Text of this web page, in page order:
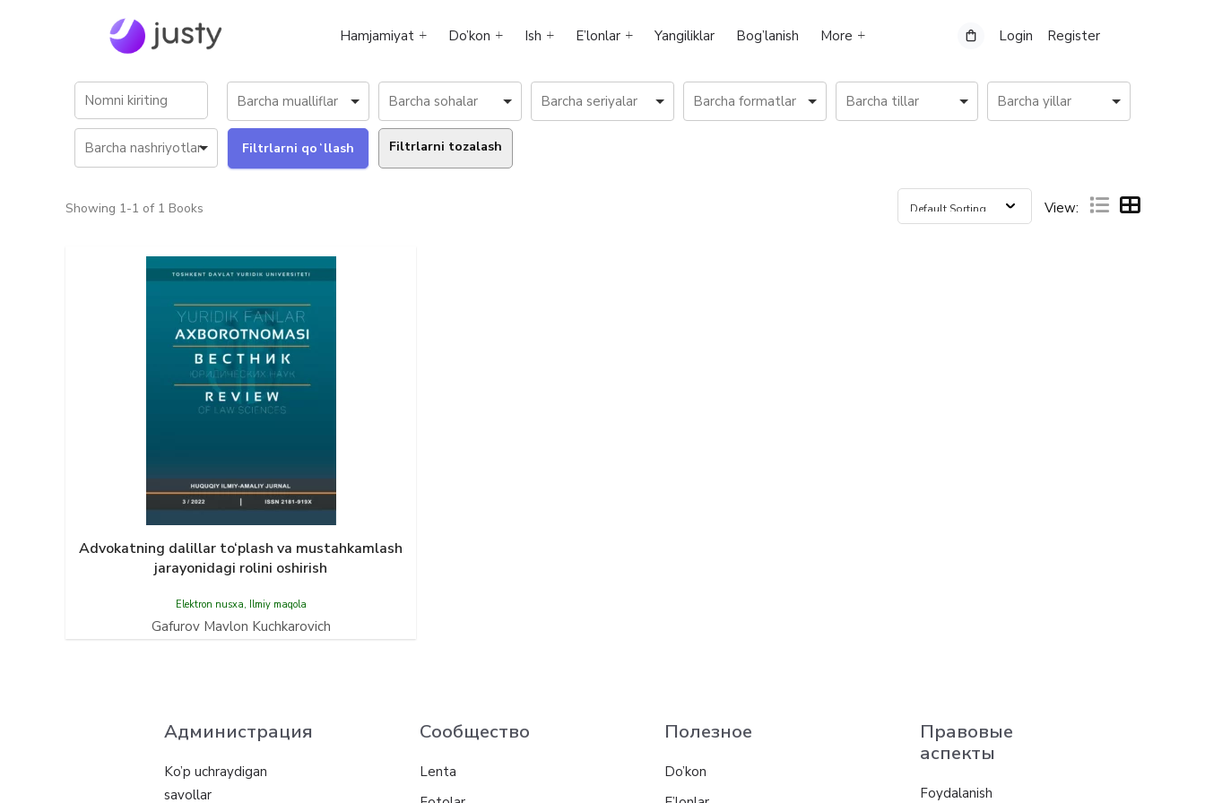
Hamjamiyat Do’kon Ish E’lonlar Yangiliklar Bog’lanish More Login Register
Filtrlarni tozalash
Showing 1-1 of 1 Books View:
Advokatning dalillar to‘plash va mustahkamlash
jarayonidagi rolini oshirish
Elektron nusxa, Ilmiy maqola
Gafurov Mavlon Kuchkarovich
Администрация
Ko’p uchraydigan
savollar
Сообщество
Lenta
Полезное
Do’kon
Правовые
аспекты
Foydalanish